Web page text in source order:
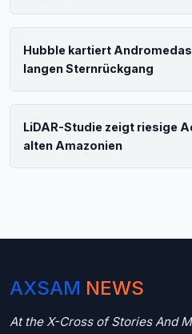
Hubble kartiert
langen Sternrückgang
LiDAR-Studie zeigt riesige
alten Amazonien
AXSAM NEWS
At the X-Cross of Stories And